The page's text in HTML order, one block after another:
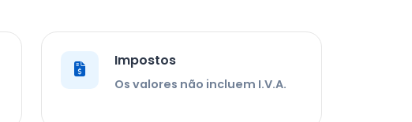
Impostos
Os valores não incluem I.V.A.